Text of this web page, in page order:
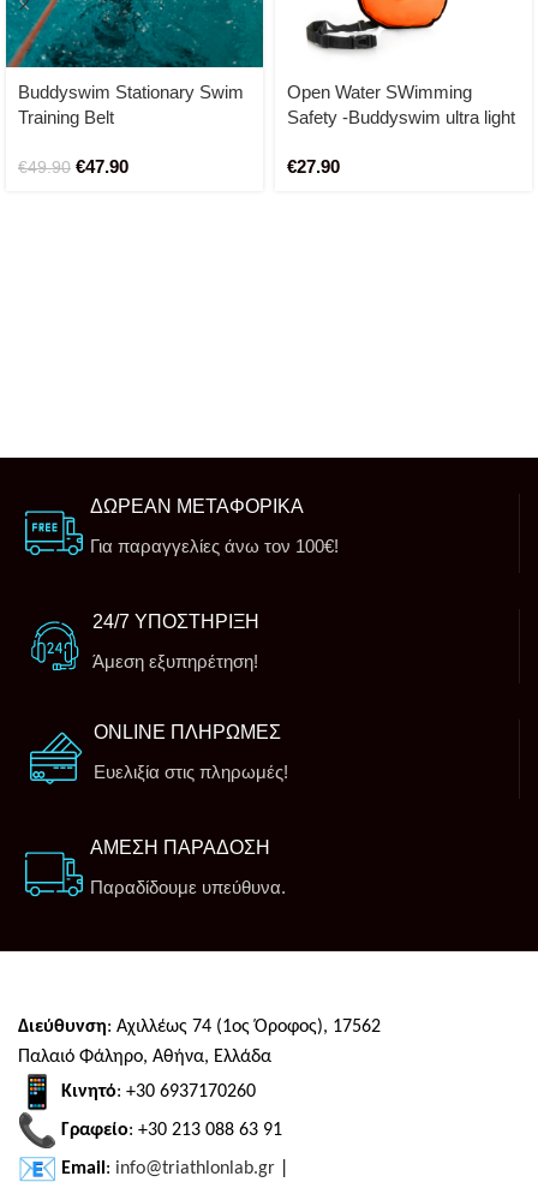
Buddyswim Stationary Swim
Training Belt
€49.90 €47.90
Open Water SWimming
Safety -Buddyswim ultra light
€27.90
ΔΩΡΕΑΝ ΜΕΤΑΦΟΡΙΚΑ
Για παραγγελίες άνω τον 100€!
24/7 ΥΠΟΣΤΗΡΙΞΗ
Άμεση εξυπηρέτηση!
ONLINE ΠΛΗΡΩΜΕΣ
Ευελιξία στις πληρωμές!
ΑΜΕΣΗ ΠΑΡΑΔΟΣΗ
Παραδίδουμε υπεύθυνα.
Διεύθυνση: Αχιλλέως 74 (1ος Όροφος), 17562
Παλαιό Φάληρο, Αθήνα, Ελλάδα
Κινητό: +30 6937170260
Γραφείο: +30 213 088 63 91
Email : info@triathlonlab.gr